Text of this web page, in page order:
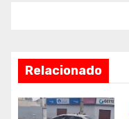
Relacionado